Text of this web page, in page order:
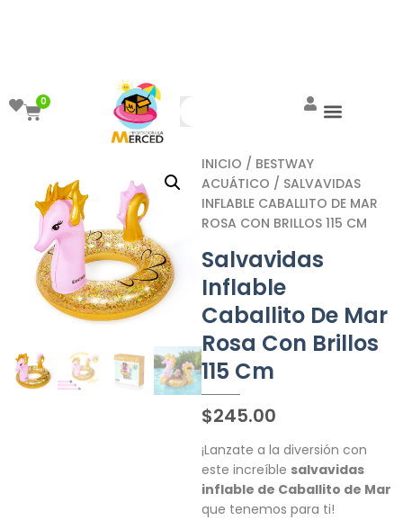
0
INICIO / BESTWAY
ACUÁTICO / SALVAVIDAS
INFLABLE CABALLITO DE MAR
ROSA CON BRILLOS 115 CM
Salvavidas
Inflable
Caballito De Mar
Rosa Con Brillos
115 Cm
$245.00
¡Lanzate a la diversión con
este increíble salvavidas
inflable de Caballito de Mar
que tenemos para ti!